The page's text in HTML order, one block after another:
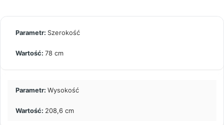
Szerokość
78 cm
Wysokość
208,6 cm